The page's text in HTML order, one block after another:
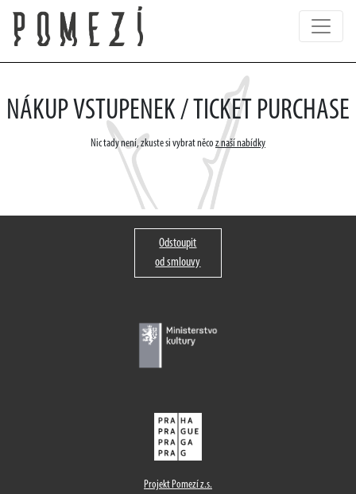
NÁKUP VSTUPENEK / TICKET PURCHASE
Nic tady není, zkuste si vybrat něco z naší nabídky
Odstoupit
od smlouvy
Projekt Pomezí z.s.